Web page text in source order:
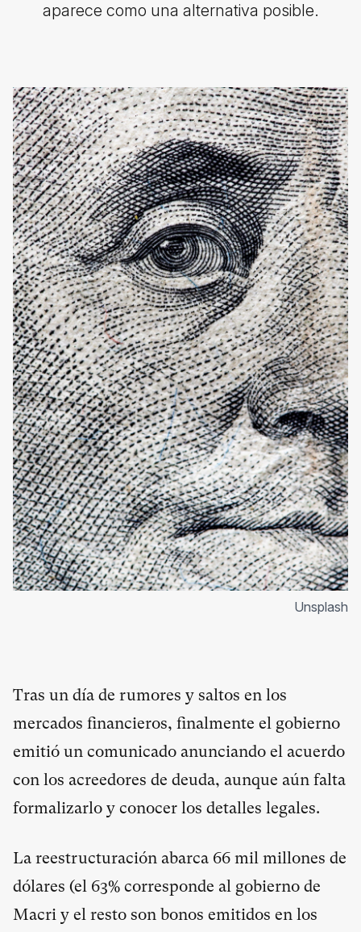
aparece como una alternativa posible.
Unsplash
Tras un día de rumores y saltos en los
mercados financieros, finalmente el gobierno
emitió un comunicado anunciando el acuerdo
con los acreedores de deuda, aunque aún falta
formalizarlo y conocer los detalles legales.
La reestructuración abarca 66 mil millones de
dólares (el 63% corresponde al gobierno de
Macri y el resto son bonos emitidos en los